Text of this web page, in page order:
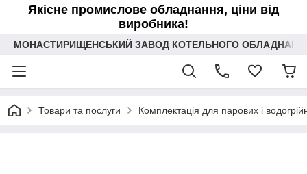
Якісне промислове обладнання, ціни від
виробника!
МОНАСТИРИЩЕНСЬКИЙ ЗАВОД КОТЕЛЬНОГО
Товари та послуги Комплектація для парових і